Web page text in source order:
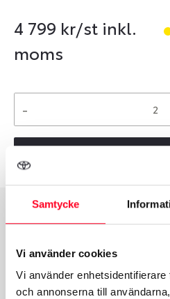
Samtycke
Vi använder cookies
Vi använder
och annonserna till
4 799 kr/st inkl.
moms
-
Däcktyp
1556